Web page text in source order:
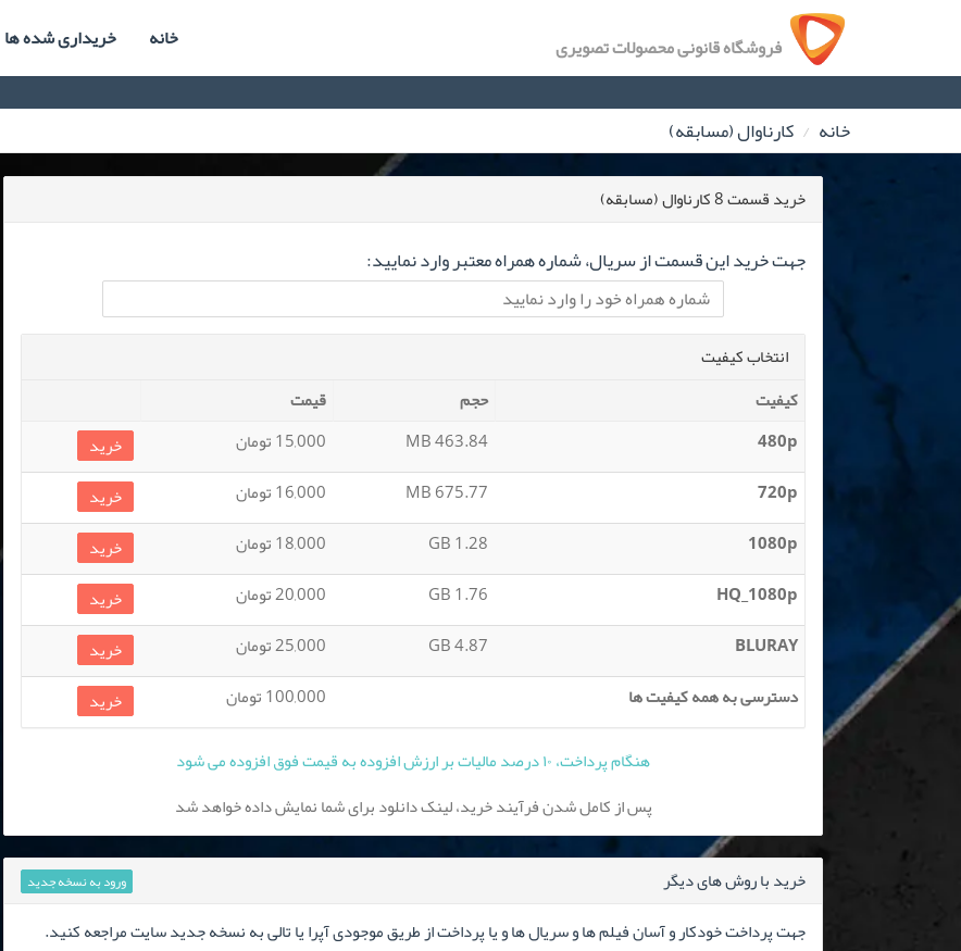
فروشگاه قانونی محصولات تصویری خانه خریداری شده ها
خانه کارناوال (مسابقه)
خرید قسمت 8 کارناوال (مسابقه)
جهت خرید این قسمت از سریال، شماره همراه معتبر وارد نمایید:
انتخاب کیفیت
کیفیت
حجم
قیمت
480p
463.84 MB 15,000 تومان
خرید
720p
675.77 MB 16,000 تومان
خرید
1080p
1.28 GB 18,000 تومان
خرید
HQ_1080p
1.76 GB 20,000 تومان
خرید
BLURAY
4.87 GB 25,000 تومان
خرید
دسترسی به همه کیفیت ها
100,000 تومان
خرید
هنگام پرداخت، ۱۰ درصد مالیات بر ارزش افزوده به قیمت فوق افزوده می شود
پس از کامل شدن فرآیند خرید، لینک دانلود برای شما نمایش داده خواهد شد
خرید با روش های دیگر ورود به نسخه جدید
جهت پرداخت خودکار و آسان فیلم ها و سریال ها و یا پرداخت از طریق موجودی آپرا یا تالی به نسخه جدید سایت مراجعه کنید.